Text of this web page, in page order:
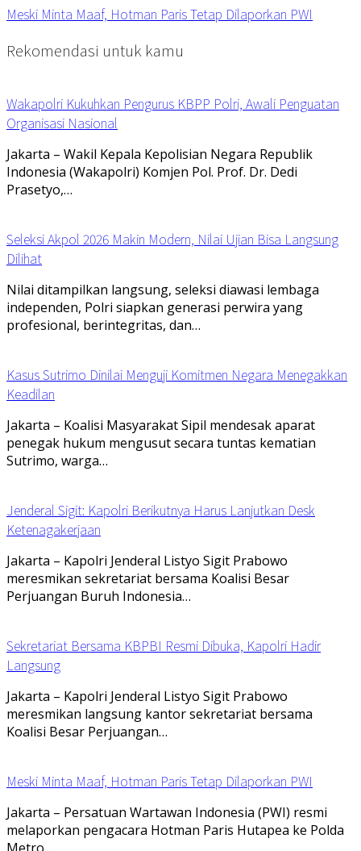
Meski Minta Maaf, Hotman Paris Tetap Dilaporkan PWI
Rekomendasi untuk kamu
Wakapolri Kukuhkan Pengurus KBPP Polri, Awali Penguatan
Organisasi Nasional
Jakarta – Wakil Kepala Kepolisian Negara Republik
Indonesia (Wakapolri) Komjen Pol. Prof. Dr. Dedi
Prasetyo,…
Seleksi Akpol 2026 Makin Modern, Nilai Ujian Bisa Langsung
Dilihat
Nilai ditampilkan langsung, seleksi diawasi lembaga
independen, Polri siapkan generasi perwira yang
profesional, berintegritas, dan…
Kasus Sutrimo Dinilai Menguji Komitmen Negara Menegakkan
Keadilan
Jakarta – Koalisi Masyarakat Sipil mendesak aparat
penegak hukum mengusut secara tuntas kematian
Sutrimo, warga…
Jenderal Sigit: Kapolri Berikutnya Harus Lanjutkan Desk
Ketenagakerjaan
Jakarta – Kapolri Jenderal Listyo Sigit Prabowo
meresmikan sekretariat bersama Koalisi Besar
Perjuangan Buruh Indonesia…
Sekretariat Bersama KBPBI Resmi Dibuka, Kapolri Hadir
Langsung
Jakarta – Kapolri Jenderal Listyo Sigit Prabowo
meresmikan langsung kantor sekretariat bersama
Koalisi Besar Perjuangan…
Meski Minta Maaf, Hotman Paris Tetap Dilaporkan PWI
Jakarta – Persatuan Wartawan Indonesia (PWI) resmi
melaporkan pengacara Hotman Paris Hutapea ke Polda